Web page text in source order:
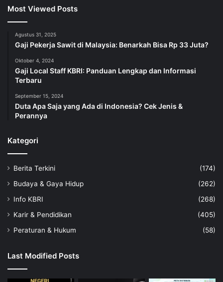
Most Viewed Posts
Agustus 31, 2025
Gaji Pekerja Sawit di Malaysia: Benarkah Bisa Rp 33 Juta?
Oktober 4, 2024
Gaji Local Staff KBRI: Panduan Lengkap dan Informasi
Terbaru
September 15, 2024
Duta Apa Saja yang Ada di Indonesia? Cek Jenis &
Perannya
Kategori
Berita Terkini
(174)
Budaya & Gaya Hidup
(262)
Info KBRI
(268)
Karir & Pendidikan
(405)
Peraturan & Hukum
(58)
Last Modified Posts